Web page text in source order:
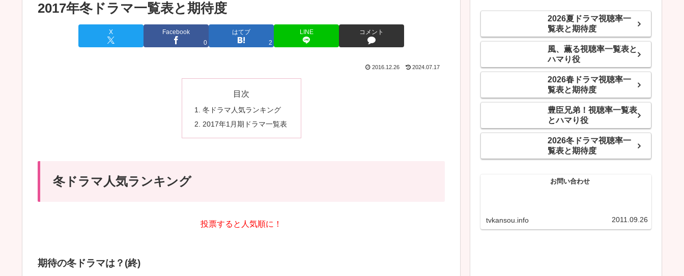
2017年冬ドラマ一覧表と期待度
X
Facebook
0
はてブ
2
LINE コメント
2016.12.26 2024.07.17
目次
冬ドラマ人気ランキング
2017年1月期ドラマ一覧表
冬ドラマ人気ランキング
投票すると人気順に！
期待の冬ドラマは？(終)
2026夏ドラマ視聴率一
覧表と期待度
風、薫る視聴率一覧表と
ハマり役
2026春ドラマ視聴率一
覧表と期待度
豊臣兄弟！視聴率一覧表
とハマり役
2026冬ドラマ視聴率一
覧表と期待度
お問い合わせ
tvkansou.info 2011.09.26